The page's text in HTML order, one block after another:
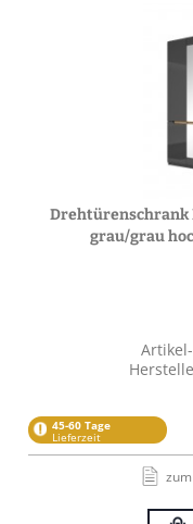
Drehtürenschrank
grau/grau
45-60 Tage
Lieferzeit